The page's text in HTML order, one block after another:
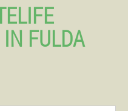
FULDA